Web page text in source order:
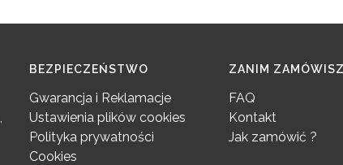
BEZPIECZEŃSTWO
Gwarancja i Reklamacje
Ustawienia plików cookies
Polityka prywatności
Cookies
ZANIM ZAMÓWISZ
FAQ
Kontakt
Jak zamówić ?